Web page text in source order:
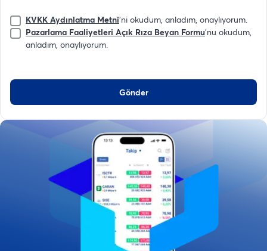
KVKK Aydınlatma Metni'ni okudum, anladım, onaylıyorum.
Pazarlama Faaliyetleri Açık Rıza Beyan Formu'nu okudum,
anladım, onaylıyorum.
Gönder